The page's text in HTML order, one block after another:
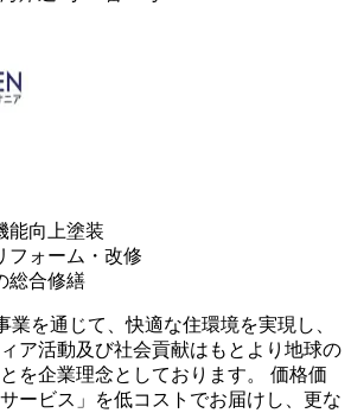
能向上塗装
フォーム・改修
総合修繕
を通じて、快適な住環境を実現し、
ア活動及び社会貢献はもとより地球の
を企業理念としております。 価格価
ービス」を低コストでお届けし、更な